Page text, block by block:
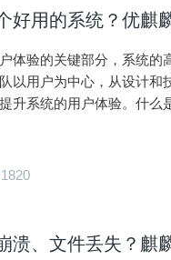
好用的系统？优麒
体验的关键部分，系统
以用户为中心，从设计
升系统的用户体验。什么
1820
溃、文件丢失？麒